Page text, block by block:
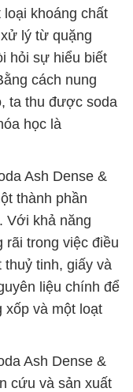
khoáng chất
lý từ quặng
hỏi sự hiểu biết
cách nung
ta thu được soda
học là
Ash Dense &
thành phần
Với khả năng
trong việc điều
thuỷ tinh, giấy và
liệu chính để
xốp và một loạt
Ash Dense &
cứu và sản xuất